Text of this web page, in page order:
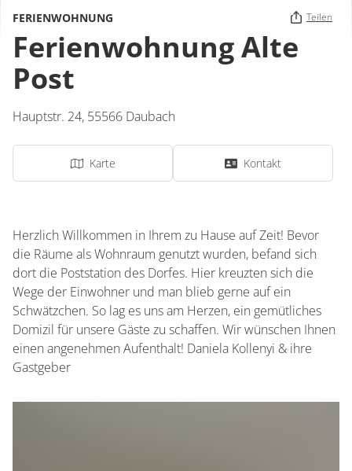
FERIENWOHNUNG Teilen
Ferienwohnung Alte
Post
Hauptstr. 24, 55566 Daubach
Karte Kontakt
Herzlich Willkommen in Ihrem zu Hause auf Zeit! Bevor
die Räume als Wohnraum genutzt wurden, befand sich
dort die Poststation des Dorfes. Hier kreuzten sich die
Wege der Einwohner und man blieb gerne auf ein
Schwätzchen. So lag es uns am Herzen, ein gemütliches
Domizil für unsere Gäste zu schaffen. Wir wünschen Ihnen
einen angenehmen Aufenthalt! Daniela Kollenyi & ihre
Gastgeber